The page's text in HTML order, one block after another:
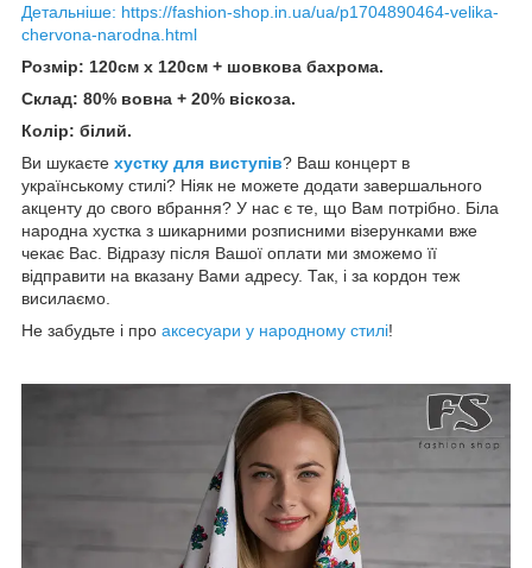
Детальніше: https://fashion-shop.in.ua/ua/p1704890464-velika-
chervona-narodna.html
Розмір: 120см х 120см + шовкова бахрома.
Склад: 80% вовна + 20% віскоза.
Колір: білий.
Ви шукаєте хустку для виступів? Ваш концерт в
українському стилі? Ніяк не можете додати завершального
акценту до свого вбрання? У нас є те, що Вам потрібно. Біла
народна хустка з шикарними розписними візерунками вже
чекає Вас. Відразу після Вашої оплати ми зможемо її
відправити на вказану Вами адресу. Так, і за кордон теж
висилаємо.
Не забудьте і про аксесуари у народному стилі!